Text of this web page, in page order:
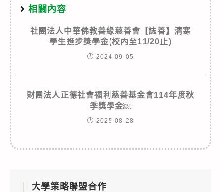
相關內容
社團法人中華佛教善緣慈善會【誌善】清寒
學生進步獎學金(校內至11/20止)
2024-09-05
財團法人正德社會福利慈善基金會114年度秋
季獎學金￼
2025-08-28
大學策略聯盟合作